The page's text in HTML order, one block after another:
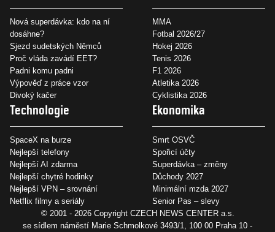
Nová superdávka: kdo na ní
dosáhne?
Sjezd sudetských Němců
Proč vláda zavádí EET?
Padni komu padni
Výpověď z práce vzor
Divoký kačer
MMA
Fotbal 2026/27
Hokej 2026
Tenis 2026
F1 2026
Atletika 2026
Cyklistika 2026
Technologie
SpaceX na burze
Nejlepší telefony
Nejlepší AI zdarma
Nejlepší chytré hodinky
Nejlepší VPN – srovnání
Netflix filmy a seriály
Ekonomika
Smrt OSVČ
Spořicí účty
Superdávka – změny
Důchody 2027
Minimální mzda 2027
Senior Pas – slevy
© 2001 - 2026 Copyright CZECH NEWS CENTER a.s.
se sídlem náměstí Marie Schmolkové 3493/1, 100 00 Praha 10 -